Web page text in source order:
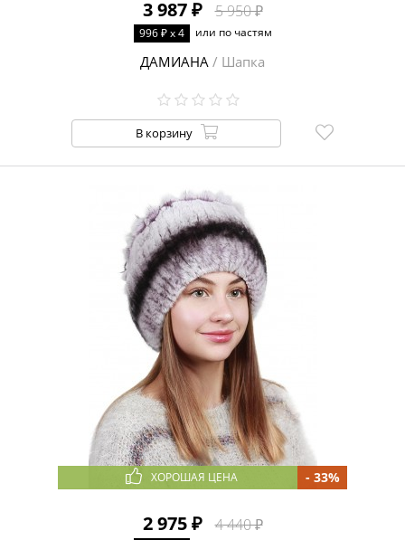
МАТЕРИАЛ
Мех норки
Трикотаж
Мех кролика
Мех ондатры
Искусственный
мех
ПОДКЛАДКА
Для женщин
Девочкам
КРОЙ
Нашивной
СЕЗОН
Зима
ФОРМА
РЕГУЛЯТОР
ДЕКОРАТИВНЫЕ
ЭЛЕМЕНТЫ
РАЗМЕР
55 56 57
58
59
60
ЦВЕТ
3 987 ₽ 5 950 ₽
996 ₽ x 4 или по частям
ДАМИАНА / Шапка
В корзину
ХОРОШАЯ ЦЕНА
2 975 ₽ 4 440 ₽
- 33%